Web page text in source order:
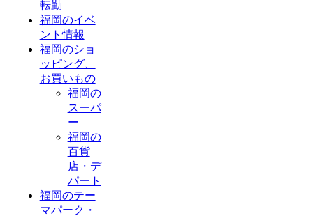
転勤
福岡のイベ
ント情報
福岡のショ
ッピング、
お買いもの
福岡の
スーパ
ー
福岡の
百貨
店・デ
パート
福岡のテー
マパーク・